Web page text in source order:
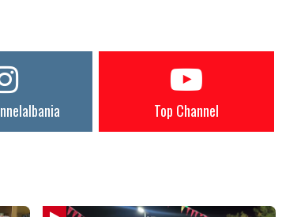
Top Channel